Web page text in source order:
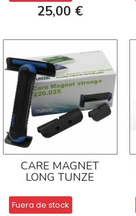
25,00 €
CARE MAGNET
LONG TUNZE
Fuera de stock